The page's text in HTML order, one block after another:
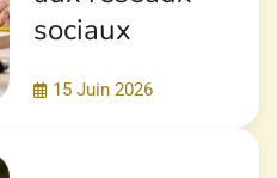
sociaux
15 Juin 2026